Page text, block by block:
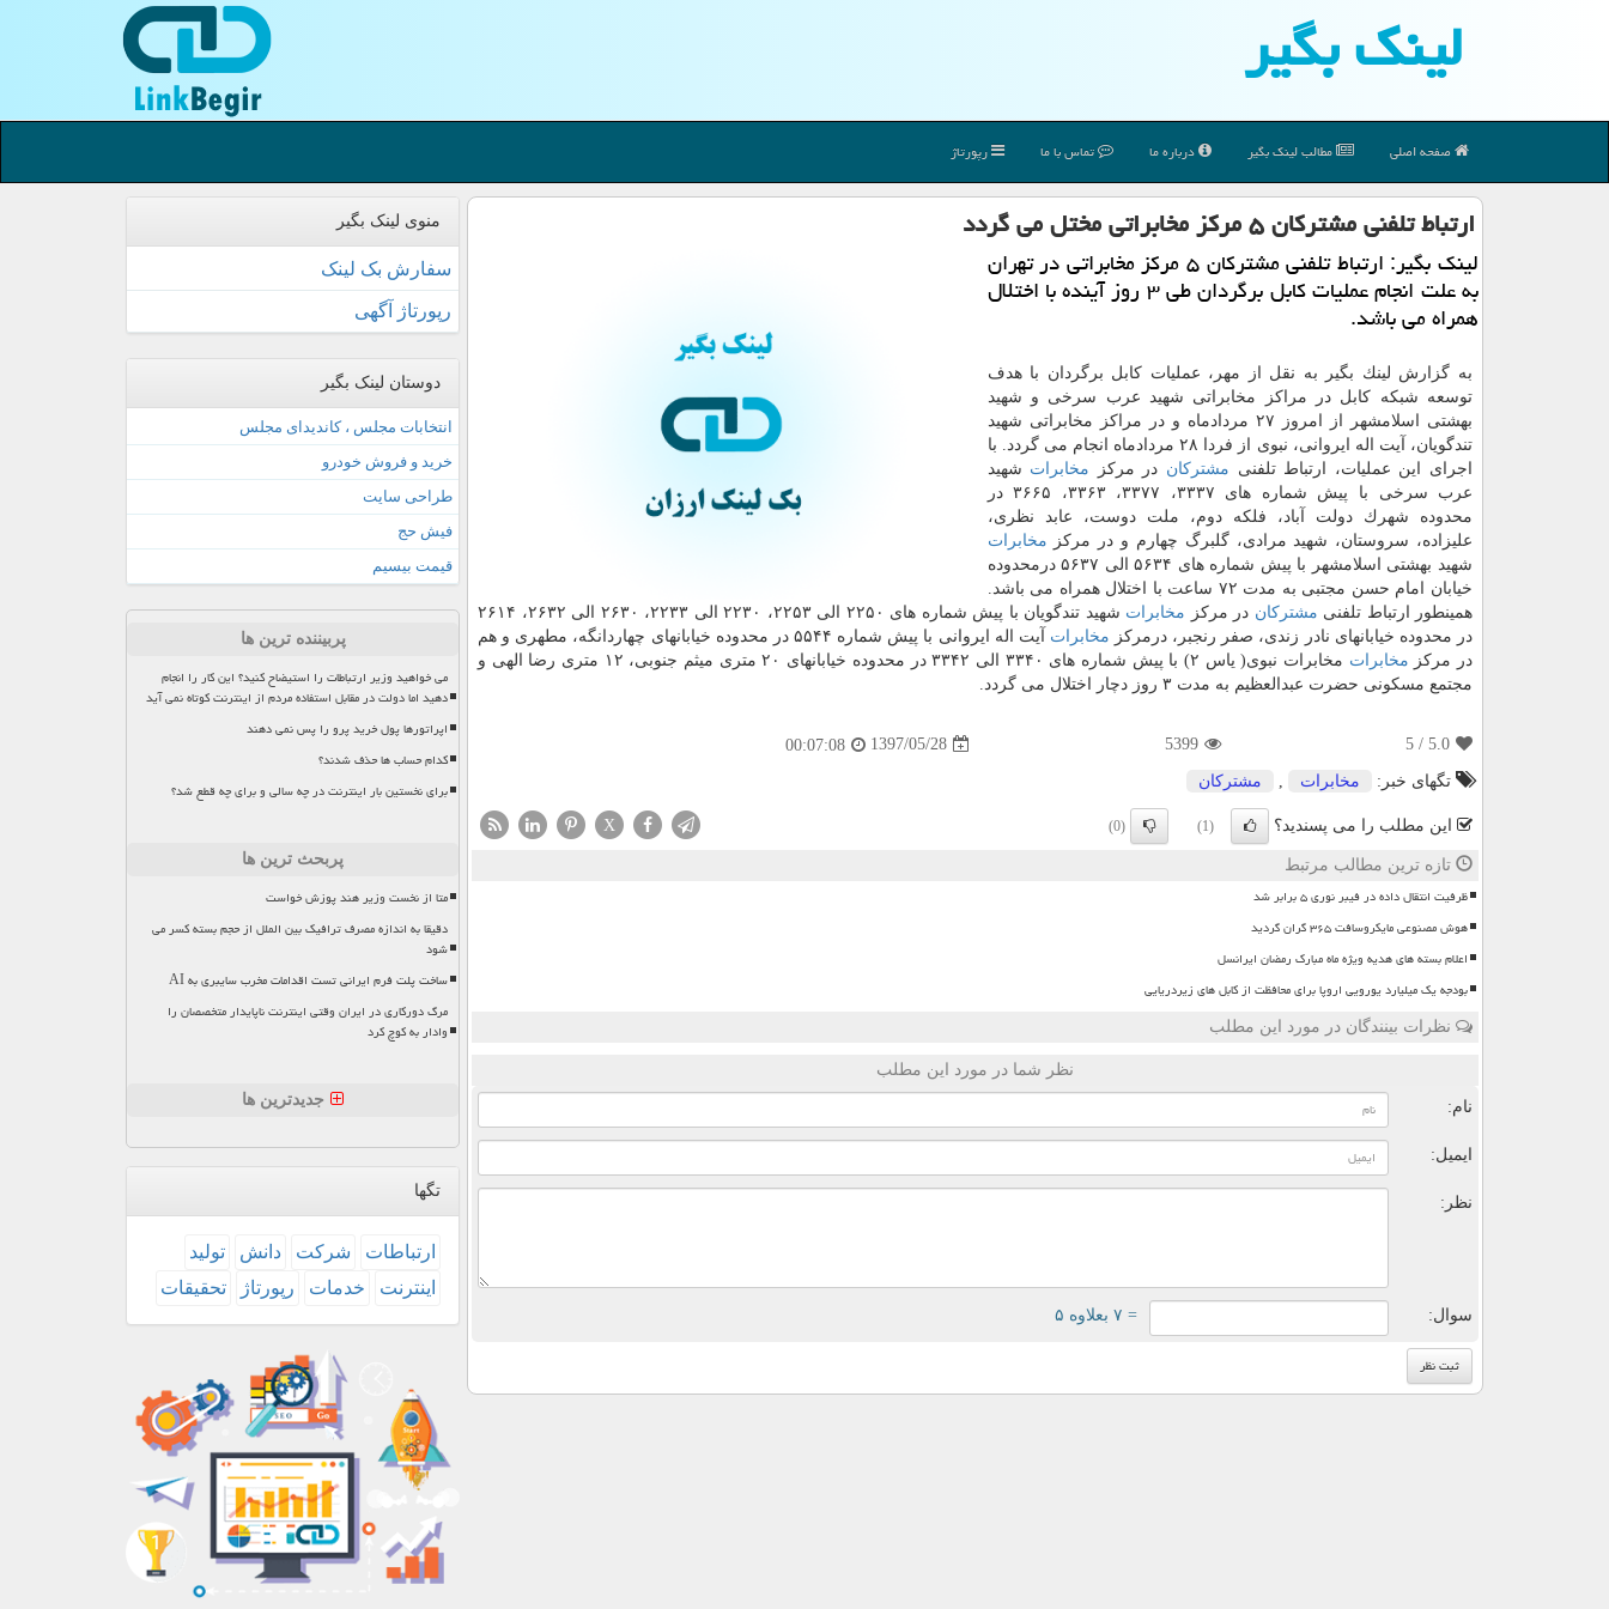
لینك بگیر
صفحه اصلی مطالب لینك بگیر درباره ما تماس با ما رپورتاژ
ارتباط تلفنی مشتركان ۵ مركز مخابراتی مختل می گردد
لینك بگیر: ارتباط تلفنی مشتركان ۵ مركز مخابراتی در تهران
به علت انجام عملیات كابل برگردان طی ۳ روز آینده با اختلال
همراه می باشد.
به گزارش لینك بگیر به نقل از مهر، عملیات كابل برگردان با هدف
توسعه شبكه كابل در مراكز مخابراتی شهید عرب سرخی و شهید
بهشتی اسلامشهر از امروز ۲۷ مردادماه و در مراكز مخابراتی شهید
تندگویان، آیت اله ایروانی، نبوی از فردا ۲۸ مردادماه انجام می گردد. با
اجرای این عملیات، ارتباط تلفنی مشتركان در مركز مخابرات شهید
عرب سرخی با پیش شماره های ۳۳۳۷، ۳۳۷۷، ۳۳۶۳، ۳۶۶۵ در
محدوده شهرك دولت آباد، فلكه دوم، ملت دوست، عابد نظری،
علیزاده، سروستان، شهید مرادی، گلبرگ چهارم و در مركز مخابرات
شهید بهشتی اسلامشهر با پیش شماره های ۵۶۳۴ الی ۵۶۳۷ درمحدوده
خیابان امام حسن مجتبی به مدت ۷۲ ساعت با اختلال همراه می باشد.
همینطور ارتباط تلفنی مشتركان در مركز مخابرات
شهید تندگویان با پیش شماره های ۲۲۵۰ الی ۲۲۵۳، ۲۲۳۰ الی ۲۲۳۳، ۲۶۳۰ الی ۲۶۳۲، ۲۶۱۴
در محدوده خیابانهای نادر زندی، صفر رنجبر، درمركز مخابرات
آیت اله ایروانی با پیش شماره ۵۵۴۴ در محدوده خیابانهای چهاردانگه، مطهری و هم
در مركز مخابرات
مخابرات نبوی( یاس ۲) با پیش شماره های ۳۳۴۰ الی ۳۳۴۲ در محدوده خیابانهای ۲۰ متری میثم جنوبی، ۱۲ متری رضا الهی و
مجتمع مسكونی حضرت عبدالعظیم به مدت ۳ روز دچار اختلال می گردد.
5.0
/ 5
5399
1397/05/28
00:07:08
تگهای خبر:
مخابرات مشتركان
این مطلب را می پسندید؟ (1)
(0)
X
تازه ترین مطالب مرتبط
ظرفیت انتقال داده در فیبر نوری ۵ برابر شد
هوش مصنوعی مایکروسافت ۳۶۵ گران گردید
اعلام بسته های هدیه ویژه ماه مبارک رمضان ایرانسل
بودجه یک میلیارد یورویی اروپا برای محافظت از کابل های زیردریایی
نظرات بینندگان در مورد این مطلب
نظر شما در مورد این مطلب
نام:
ایمیل:
نظر:
سوال: = ۷ بعلاوه ۵
منوی لینک بگیر
سفارش بک لینک
رپورتاژ آگهی
دوستان لینک بگیر
انتخابات مجلس ، کاندیدای مجلس
خرید و فروش خودرو
طراحی سایت
فیش حج
قیمت بیسیم
پربیننده ترین ها
می خواهید وزیر ارتباطات را استیضاح کنید؟ این کار را انجام
دهید اما دولت در مقابل استفاده مردم از اینترنت کوتاه نمی آید
اپراتورها پول خرید پرو را پس نمی دهند
کدام حساب ها حذف شدند؟
برای نخستین بار اینترنت در چه سالی و برای چه قطع شد؟
پربحث ترین ها
متا از نخست وزیر هند پوزش خواست
دقیقا به اندازه مصرف ترافیک بین الملل از حجم بسته کسر می
شود
ساخت پلت فرم ایرانی تست اقدامات مخرب سایبری به AI
مرگ دورکاری در ایران وقتی اینترنت ناپایدار متخصصان را
وادار به کوچ کرد
جدیدترین ها
تگها
ارتباطات شركت دانش
تولید
اینترنت
خدمات رپورتاژ تحقیقات